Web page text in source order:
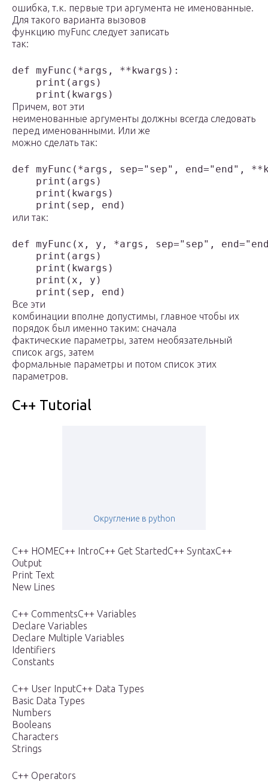
ошибка, т.к. первые три аргумента не именованные.
Для такого варианта вызовов
функцию myFunc следует записать
так:
def myFunc(*args, **kwargs):
print(args)
print(kwargs)
Причем, вот эти
неименованные аргументы должны всегда следовать
перед именованными. Или же
можно сделать так:
def myFunc(*args, sep="sep", end="end",
print(args)
print(kwargs)
print(sep, end)
или так:
def myFunc(x, y, *args, sep="sep",
print(args)
print(kwargs)
print(x, y)
print(sep, end)
Все эти
комбинации вполне допустимы, главное чтобы их
порядок был именно таким: сначала
фактические параметры, затем необязательный
список args, затем
формальные параметры и потом список этих
параметров.
C++ Tutorial
Округление в python
C++ HOMEC++ IntroC++ Get StartedC++ SyntaxC++
Output
Print Text
New Lines
C++ CommentsC++ Variables
Declare Variables
Declare Multiple Variables
Identifiers
Constants
C++ User InputC++ Data Types
Basic Data Types
Numbers
Booleans
Characters
Strings
C++ Operators